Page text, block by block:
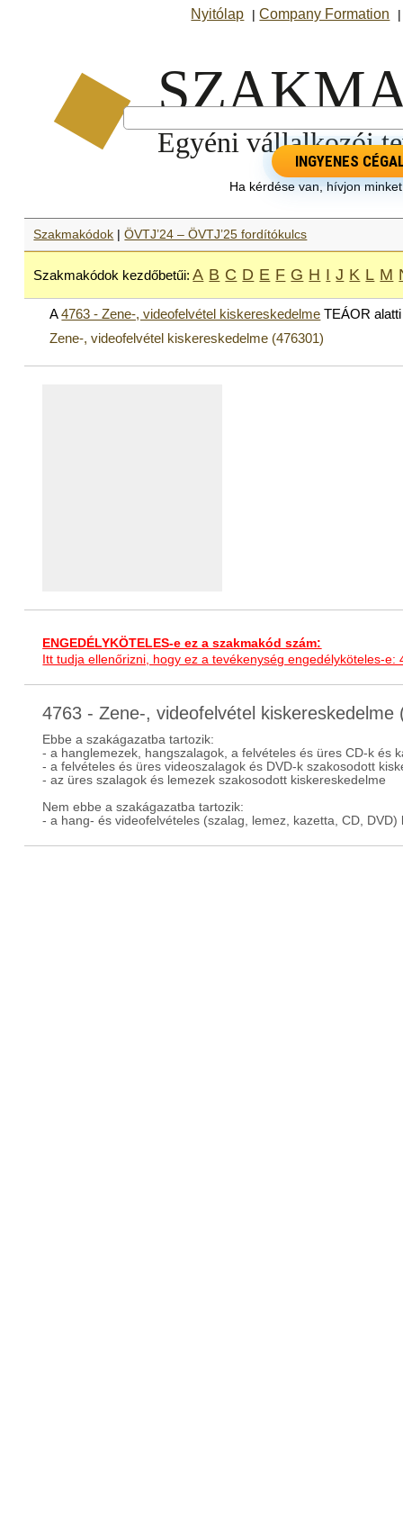
Nyitólap |Company Formation
INGYENES
Ha kérdése van, hívjon
Szakmakódok |ÖVTJ’24 – ÖVTJ’25 fordítókulcs
Szakmakódok kezdőbetűi: A B C D E F G H I J K L M
A4763 - Zene-, videofelvétel kiskereskedelme TEÁOR
Zene-, videofelvétel kiskereskedelme (476301)
ENGEDÉLYKÖTELES-e ez a szakmakód szám:
Itt tudja ellenőrizni, hogy ez a tevékenység engedélyköteles-e:
4763 - Zene-, videofelvétel kiskereskedelme
Ebbe a szakágazatba tartozik:
- a hanglemezek, hangszalagok, a felvételes és üres CD-k és
- a felvételes és üres videoszalagok és DVD-k szakosodott
- az üres szalagok és lemezek szakosodott kiskereskedelme
Nem ebbe a szakágazatba tartozik:
- a hang- és videofelvételes (szalag, lemez, kazetta, CD,